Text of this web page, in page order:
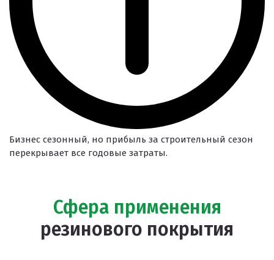
Клиенты и отзывы
Бизнес сезонный, но прибыль за строительный сезон
перекрывает все годовые затраты.
Сфера применения
резинового покрытия